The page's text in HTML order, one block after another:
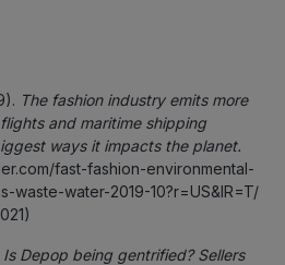
The fashion industry emits more
and maritime shipping
ways it impacts the planet.
fast-fashion-environmental-
waste-water-2019-10?r=US&IR=T/
Is Depop being gentrified? Sellers